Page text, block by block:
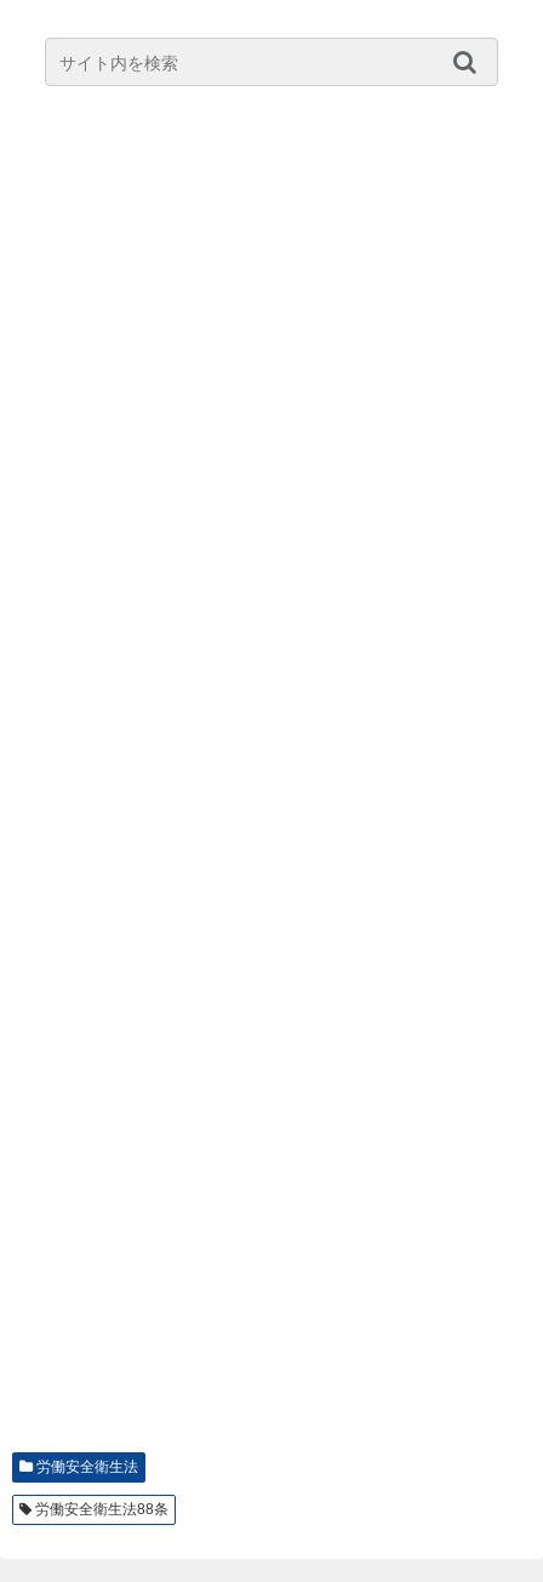
労働安全衛生法
労働安全衛生法88条